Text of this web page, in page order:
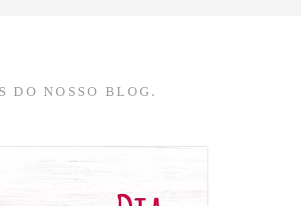
DO NOSSO BLOG.